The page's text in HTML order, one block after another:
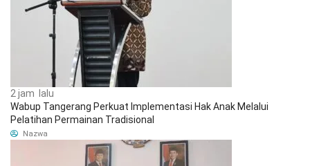
2 jam lalu
Wabup Tangerang Perkuat Implementasi Hak Anak Melalui
Pelatihan Permainan Tradisional
Nazwa